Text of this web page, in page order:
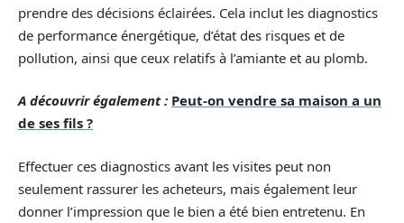
prendre des décisions éclairées. Cela inclut les diagnostics
de performance énergétique, d’état des risques et de
pollution, ainsi que ceux relatifs à l’amiante et au plomb.
A découvrir également : Peut-on vendre sa maison a un
de ses fils ?
Effectuer ces diagnostics avant les visites peut non
seulement rassurer les acheteurs, mais également leur
donner l’impression que le bien a été bien entretenu. En